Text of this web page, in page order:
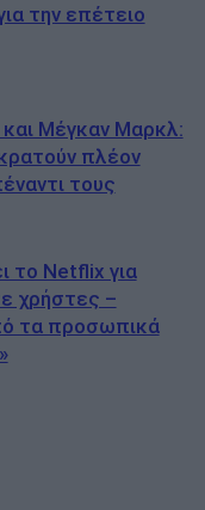
την επέτειο
και Μέγκαν Μαρκλ:
πλέον
τους
το Netflix για
χρήστες –
τα προσωπικά